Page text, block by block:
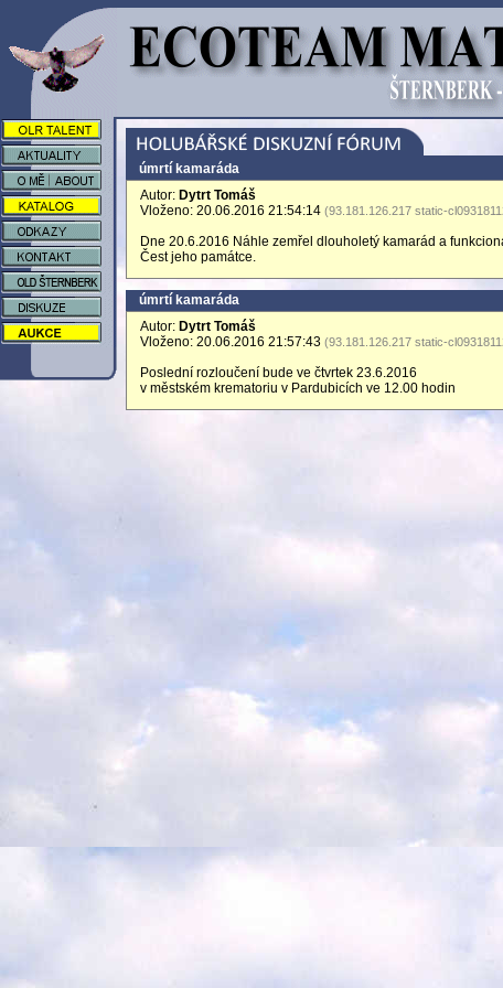
úmrtí kamaráda
Autor: Dytrt Tomáš
Vloženo: 20.06.2016 21:54:14 (93.181.126.217 static-
Dne 20.6.2016 Náhle zemřel dlouholetý kamarád a
Čest jeho památce.
úmrtí kamaráda
Autor: Dytrt Tomáš
Vloženo: 20.06.2016 21:57:43 (93.181.126.217 static-
Poslední rozloučení bude ve čtvrtek 23.6.2016
v městském krematoriu v Pardubicích ve 12.00 hodin